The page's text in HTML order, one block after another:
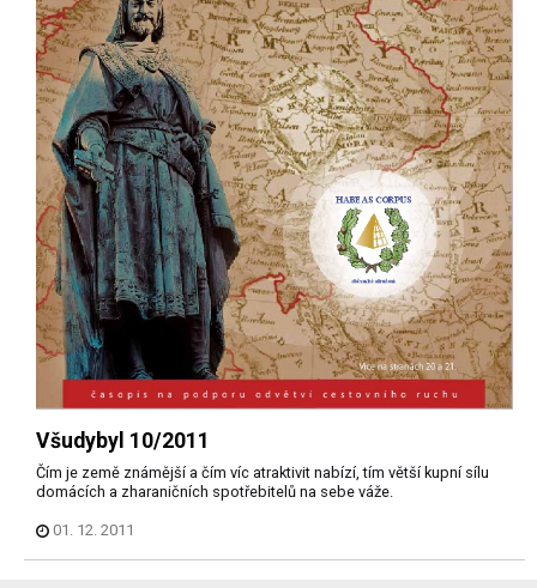
Všudybyl 10/2011
Čím je země známější a čím víc atraktivit nabízí, tím větší kupní sílu
domácích a zharaničních spotřebitelů na sebe váže.
01. 12. 2011